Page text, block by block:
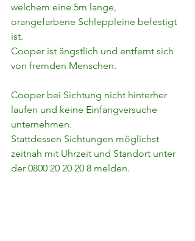
welchem eine 5m lange,
orangefarbene Schleppleine befestigt
ist.
Cooper ist ängstlich und entfernt sich
von fremden Menschen.
Cooper bei Sichtung nicht hinterher
laufen und keine Einfangversuche
unternehmen.
Stattdessen Sichtungen möglichst
zeitnah mit Uhrzeit und Standort unter
der 0800 20 20 20 8 melden.